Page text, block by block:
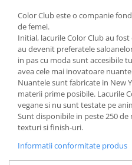
Color Club este o companie
de femei.
Initial, lacurile Color Club au
au devenit preferatele
in pas cu moda sunt accesibile
avea cele mai inovatoare
Nuantele sunt fabricate in New
materii prime posibile. Lacurile
vegane si nu sunt testate pe
Sunt disponibile in peste 250
texturi si finish-uri.
Informatii conformitate produs